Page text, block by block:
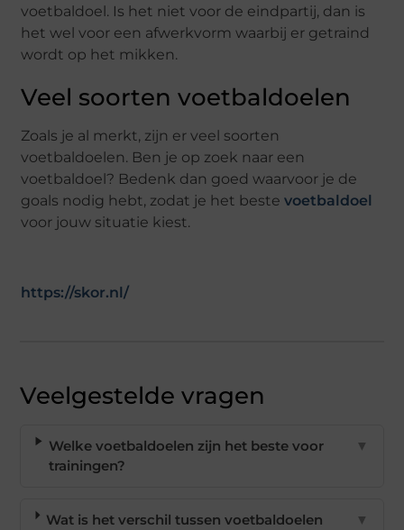
voetbaldoel. Is het niet voor de eindpartij, dan is
het wel voor een afwerkvorm waarbij er getraind
wordt op het mikken.
Veel soorten voetbaldoelen
Zoals je al merkt, zijn er veel soorten
voetbaldoelen. Ben je op zoek naar een
voetbaldoel? Bedenk dan goed waarvoor je de
goals nodig hebt, zodat je het bestevoetbaldoel
voor jouw situatie kiest.
https://skor.nl/
Veelgestelde vragen
Welke voetbaldoelen zijn het beste voor
trainingen?
▼
Wat is het verschil tussen voetbaldoelen
▼